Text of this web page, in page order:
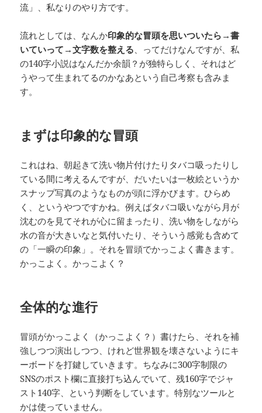
流」、私なりのやり方です。
流れとしては、なんか印象的な冒頭を思いついたら→書
いていって→文字数を整える 、ってだけなんですが、私
の140字小説はなんだか余韻？が独特らしく、それはど
うやって生まれてるのかなあという自己考察も含みま
す。
まずは印象的な冒頭
これはね、朝起きて洗い物片付けたりタバコ吸ったりし
ている間に考えるんですが、だいたいは一枚絵というか
スナップ写真のようなものが頭に浮かびます。ひらめ
く、というやつですかね。例えばタバコ吸いながら月が
沈むのを見てそれが心に留まったり、洗い物をしながら
水の音が大きいなと気付いたり、そういう感覚も含めて
の「一瞬の印象」。それを冒頭でかっこよく書きます。
かっこよく。かっこよく？
全体的な進行
冒頭がかっこよく（かっこよく？）書けたら、それを補
強しつつ演出しつつ、けれど世界観を壊さないようにキ
ーボードを打鍵していきます。ちなみに300字制限の
SNSのポスト欄に直接打ち込んでいて、残160字でジャ
スト140字、という判断をしています。特別なツールと
かは使っていません。